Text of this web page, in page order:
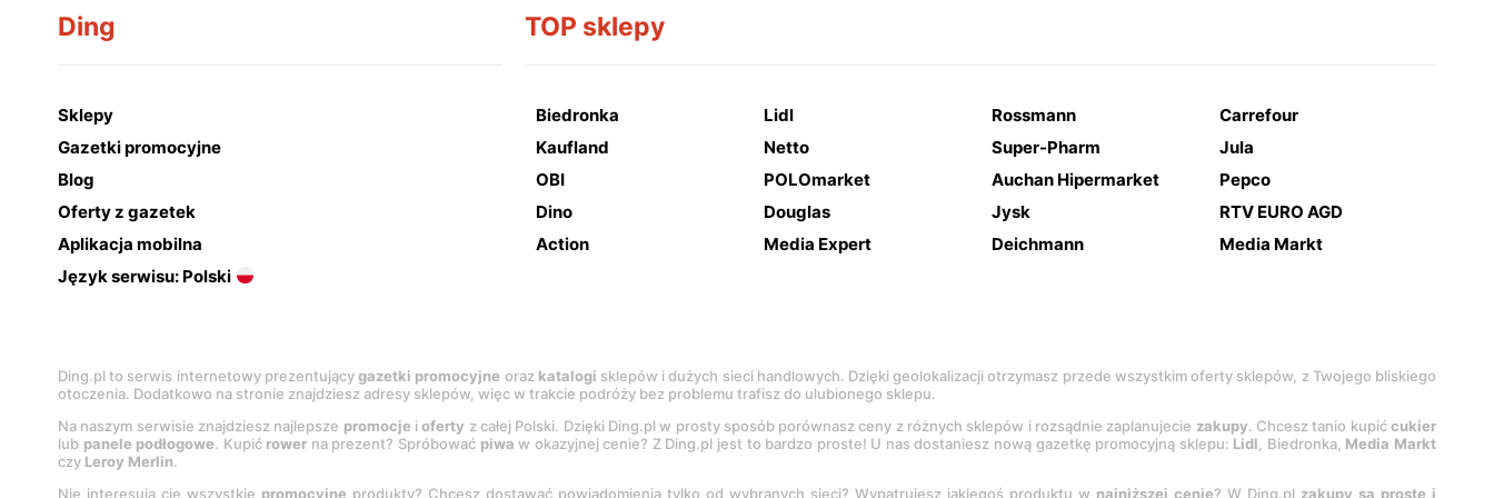
Ding
Sklepy
Gazetki promocyjne
Blog
Oferty z gazetek
Aplikacja mobilna
Język serwisu: Polski
TOP sklepy
Biedronka Lidl Rossmann
Carrefour
Kaufland
Netto Super-Pharm
Jula
OBI
POLOmarket Auchan Hipermarket
Pepco
Dino
Douglas Jysk
RTV EURO AGD
Action
Media Expert Deichmann Media Markt
Ding.pl to serwis internetowy prezentującygazetki promocyjne oraz katalogi sklepów i dużych sieci handlowych. Dzięki geolokalizacji otrzymasz przede wszystkim oferty sklepów, z Twojego bliskiego
otoczenia. Dodatkowo na stronie znajdziesz adresy sklepów, więc w trakcie podróży bez problemu trafisz do ulubionego sklepu.
Na naszym serwisie znajdziesz najlepsze promocje ioferty z całej Polski. Dzięki Ding.pl w prosty sposób porównasz ceny z różnych sklepów i rozsądnie zaplanujecie zakupy. Chcesz tanio kupićcukier
lub panele podłogowe. Kupić rower na prezent? Spróbować piwa w okazyjnej cenie? Z Ding.pl jest to bardzo proste! U nas dostaniesz nową gazetkę promocyjną sklepu: Lidl, Biedronka, Media Markt
czy Leroy Merlin.
Nie interesują cię wszystkie promocyjne produkty? Chcesz dostawać powiadomienia tylko od wybranych sieci? Wypatrujesz jakiegoś produktu w najniższej cenie? W Ding.pl zakupy są proste i